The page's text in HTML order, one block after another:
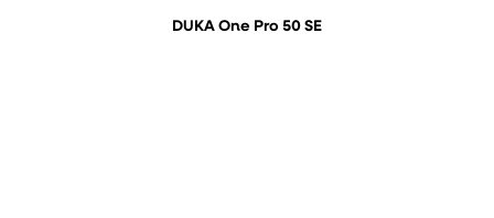
DUKA One Pro 50 SE